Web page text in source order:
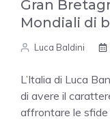
Gran
Mondiali di
Luca Baldini
L’Italia di Luca
di avere il
affrontare le sfide